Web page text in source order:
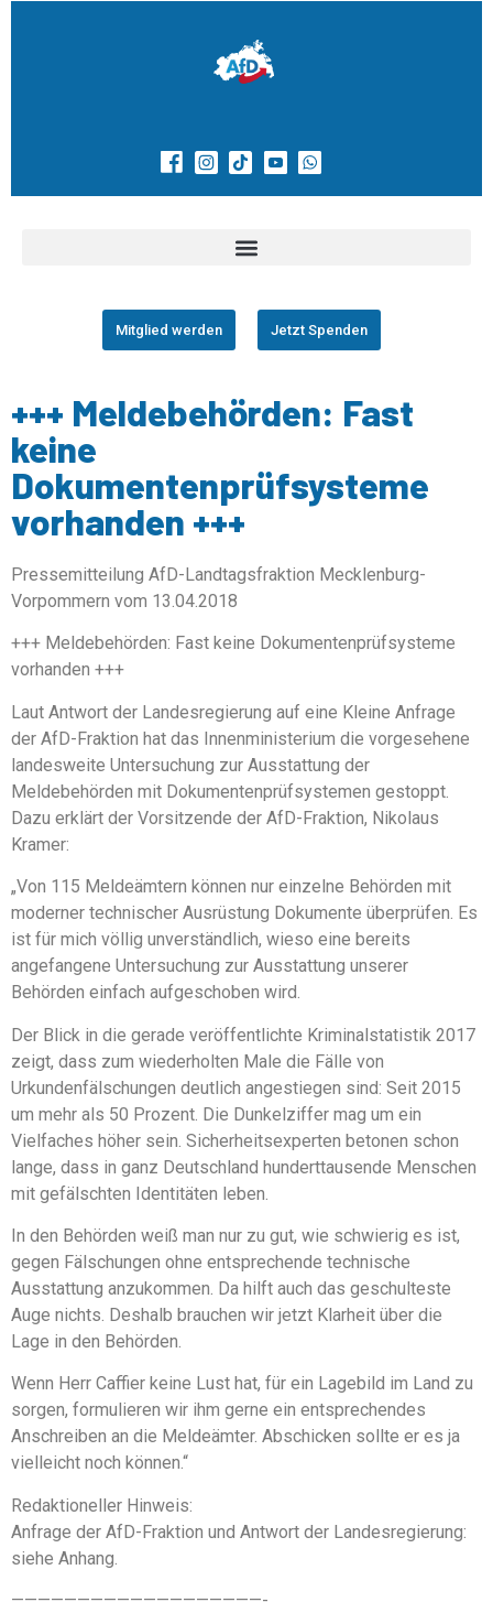
Mitglied werden Jetzt Spenden
+++ Meldebehörden: Fast
keine
Dokumentenprüfsysteme
vorhanden +++
Pressemitteilung AfD-Landtagsfraktion Mecklenburg-
Vorpommern vom 13.04.2018
+++ Meldebehörden: Fast keine Dokumentenprüfsysteme
vorhanden +++
Laut Antwort der Landesregierung auf eine Kleine Anfrage
der AfD-Fraktion hat das Innenministerium die vorgesehene
landesweite Untersuchung zur Ausstattung der
Meldebehörden mit Dokumentenprüfsystemen gestoppt.
Dazu erklärt der Vorsitzende der AfD-Fraktion, Nikolaus
Kramer:
„Von 115 Meldeämtern können nur einzelne Behörden mit
moderner technischer Ausrüstung Dokumente überprüfen. Es
ist für mich völlig unverständlich, wieso eine bereits
angefangene Untersuchung zur Ausstattung unserer
Behörden einfach aufgeschoben wird.
Der Blick in die gerade veröffentlichte Kriminalstatistik 2017
zeigt, dass zum wiederholten Male die Fälle von
Urkundenfälschungen deutlich angestiegen sind: Seit 2015
um mehr als 50 Prozent. Die Dunkelziffer mag um ein
Vielfaches höher sein. Sicherheitsexperten betonen schon
lange, dass in ganz Deutschland hunderttausende Menschen
mit gefälschten Identitäten leben.
In den Behörden weiß man nur zu gut, wie schwierig es ist,
gegen Fälschungen ohne entsprechende technische
Ausstattung anzukommen. Da hilft auch das geschulteste
Auge nichts. Deshalb brauchen wir jetzt Klarheit über die
Lage in den Behörden.
Wenn Herr Caffier keine Lust hat, für ein Lagebild im Land zu
sorgen, formulieren wir ihm gerne ein entsprechendes
Anschreiben an die Meldeämter. Abschicken sollte er es ja
vielleicht noch können.“
Redaktioneller Hinweis:
Anfrage der AfD-Fraktion und Antwort der Landesregierung:
siehe Anhang.
———————————————————-